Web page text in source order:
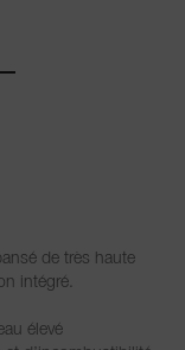
de très haute
intégré.
élevé